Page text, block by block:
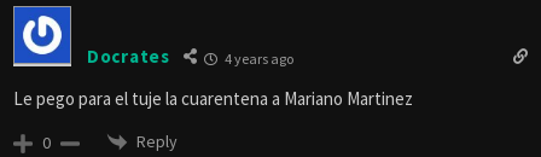
Docrates 4 years ago
Le pego para el tuje la cuarentena a Mariano Martinez
0 Reply